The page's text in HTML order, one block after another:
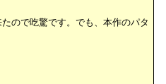
ので吃驚です。でも、本作のパタ